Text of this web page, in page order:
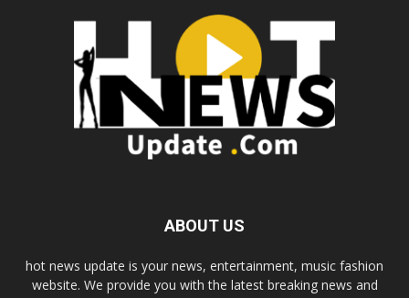
ABOUT US
hot news update is your news, entertainment, music fashion
website. We provide you with the latest breaking news and